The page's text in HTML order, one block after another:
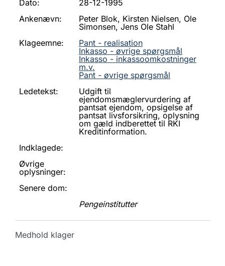
Dato:
28-12-1995
Ankenævn:
Peter Blok, Kirsten Nielsen, Ole
Simonsen, Jens Ole Stahl
Klageemne:
Pant - realisation
Inkasso - øvrige spørgsmål
Inkasso - inkassoomkostninger
m.v.
Pant - øvrige spørgsmål
Ledetekst:
Udgift til
ejendomsmæglervurdering af
pantsat ejendom, opsigelse af
pantsat livsforsikring, oplysning
om gæld indberettet til RKI
Kreditinformation.
Indklagede:
Øvrige
oplysninger:
Senere dom:
Pengeinstitutter
Medhold klager